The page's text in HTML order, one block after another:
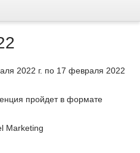
2022 г. по 17 февраля 2022
пройдет в формате
Marketing